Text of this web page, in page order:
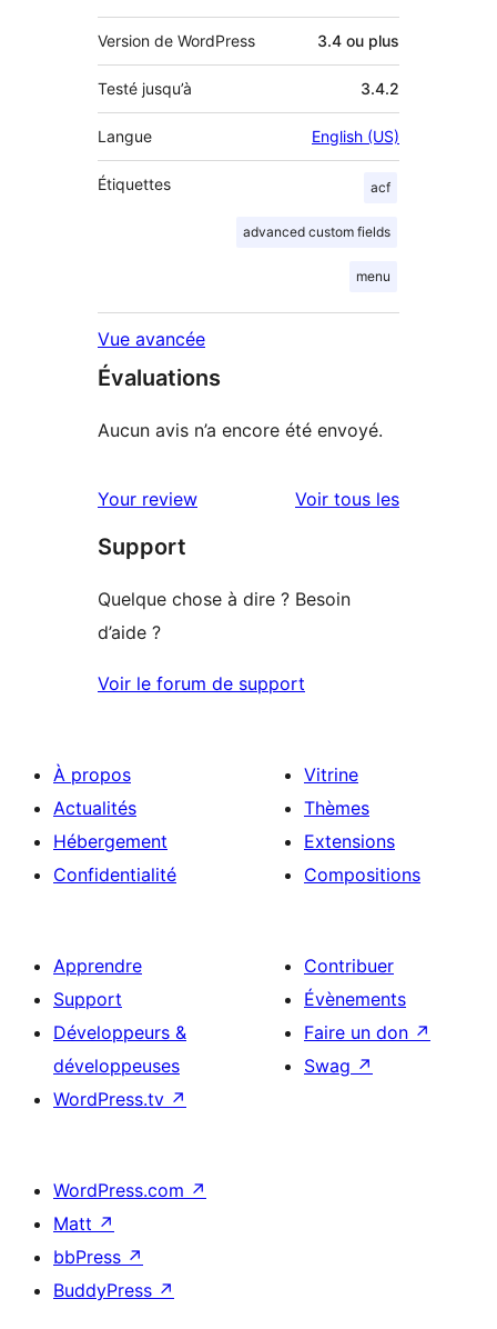
Version de WordPress 3.4 ou plus
Testé jusqu’à 3.4.2
Langue English (US)
Étiquettes acf
advanced custom fields
menu
Vue avancée
Évaluations
Aucun avis n’a encore été envoyé.
Your review Voir tous lesavis
Support
Quelque chose à dire ? Besoin
d’aide ?
Voir le forum de support
À propos
Actualités
Hébergement
Confidentialité
Vitrine
Thèmes
Extensions
Compositions
Apprendre
Support
Développeurs &
développeuses
WordPress.tv ↗
Contribuer
Évènements
Faire un don ↗
Swag ↗
WordPress.com ↗
Matt ↗
bbPress ↗
BuddyPress ↗